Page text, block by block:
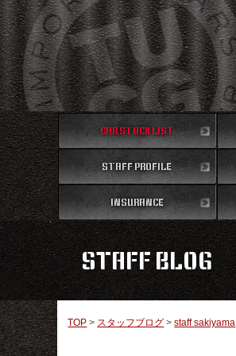
CAR STOCK LIST
在庫車両情報
STAFF PROFILE
スタッフ紹介
INSURANCE
STAFF BLOG
TOP > スタッフブログ >staff sakiyama